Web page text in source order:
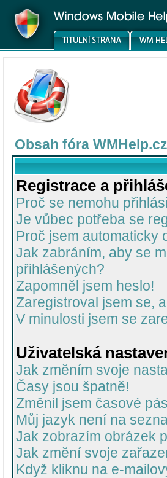
Obsah fóra WMHelp.cz
Registrace a
Proč se nemohu
Je vůbec potřeba se
Proč jsem automaticky
Jak zabráním, aby se
přihlášených?
Zapomněl jsem heslo!
Zaregistroval jsem se,
V minulosti jsem se
Uživatelská
Jak změním svoje
Časy jsou špatně!
Změnil jsem časové
Můj jazyk není na
Jak zobrazím obrázek
Jak změní svoje
Když kliknu na e-